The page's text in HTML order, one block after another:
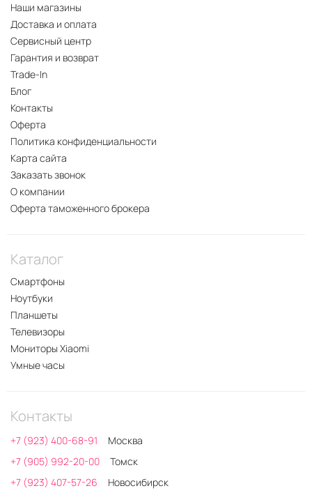
Наши магазины
Доставка и оплата
Сервисный центр
Гарантия и возврат
Trade-In
Блог
Контакты
Оферта
Политика конфиденциальности
Карта сайта
Заказать звонок
О компании
Оферта таможенного брокера
Каталог
Смартфоны
Ноутбуки
Планшеты
Телевизоры
Мониторы Xiaomi
Умные часы
Контакты
+7 (923) 400-68-91
Москва
+7 (905) 992-20-00
Томск
+7 (923) 407-57-26
Новосибирск